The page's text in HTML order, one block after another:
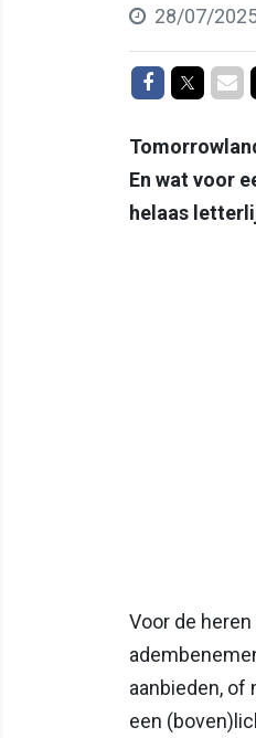
28/07/
Delen opDelen
En wat voor
helaas
Voor de heren
aanbieden, of
een